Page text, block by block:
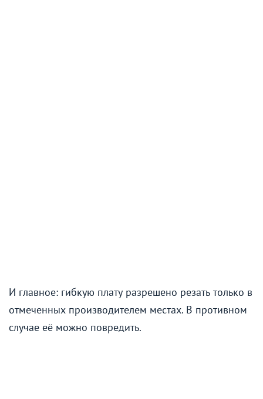
И главное: гибкую плату разрешено резать только в
отмеченных производителем местах. В противном
случае её можно повредить.